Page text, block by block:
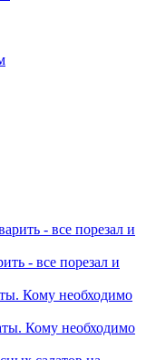
- все порезал и
- все порезал и
Кому необходимо
Кому необходимо